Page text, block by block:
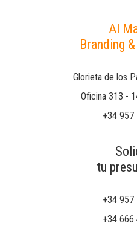
Al
Branding
Glorieta de los
Oficina 313 -
+34 957
tu
+34 957
+34 666